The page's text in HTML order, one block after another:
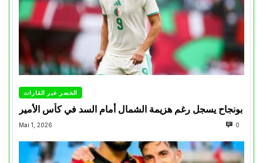
الخضر عبر القارات
بونجاح يسجل رغم هزيمة الشمال أمام السد في كأس الأمير
Mai 1, 2026 0